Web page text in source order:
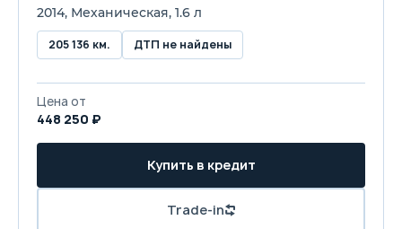
2014, Механическая, 1.6 л
205 136 км. ДТП не найдены
Цена от
448 250 ₽
Купить в кредит
Trade-in